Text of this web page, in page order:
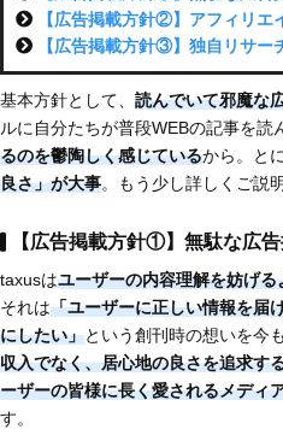
【広告掲載方針②】アフィリエ
【広告掲載方針③】独自リサー
基本方針として、 読んでいて邪魔な
ルに自分たちが普段WEBの記事を読
るのを鬱陶しく感じているから。と
良さ」が大事。もう少し詳しくご説
【広告掲載方針①】無駄な広
taxusはユーザーの内容理解を妨げ
それは「ユーザーに正しい情報を届
にしたい」という創刊時の想いを今
収入でなく、居心地の良さを追求す
ーザーの皆様に長く愛されるメディ
す。